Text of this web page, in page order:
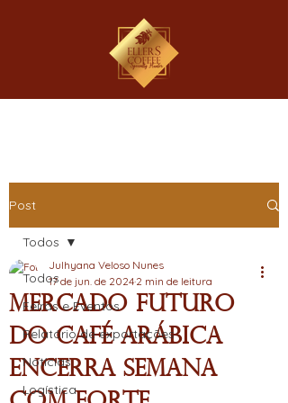
Post
Todos
Feiras e Eventos
Relatório de exportações
Notícias
Logística
Todos
Mercado Futuro
do Café Arábica
Encerra Semana
Julhyana Veloso Nunes
17 de jun. de 2024 2 min de leitura